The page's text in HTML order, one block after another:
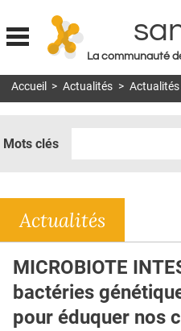
Jump to
La communauté
MON COMPTE
DOSSIERS
RÉSEAUX
E-REVUE SAD
Accueil > Actualités > Actualités
Mots clés
Actualités
MICROBIOTE
bactéries
pour éduquer nos